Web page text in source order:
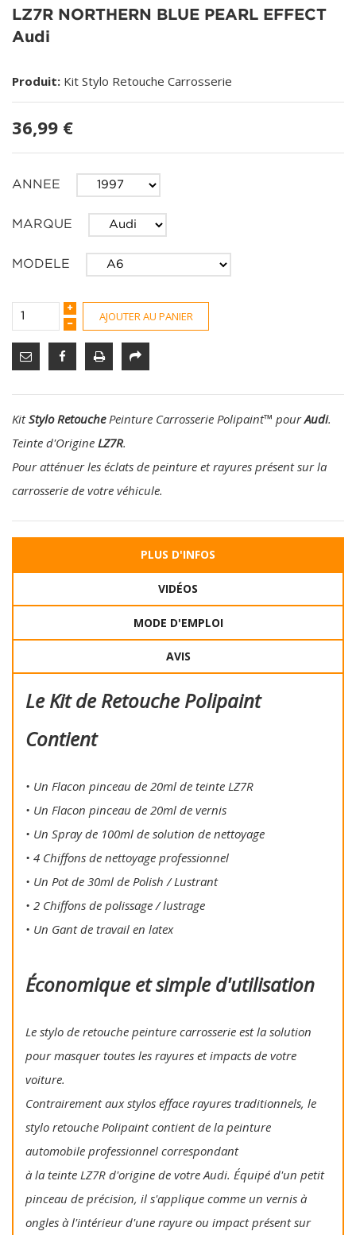
LZ7R NORTHERN BLUE PEARL EFFECT
Audi
Produit: Kit Stylo Retouche Carrosserie
36,99 €
ANNEE
MARQUE
MODELE
AJOUTER AU PANIER
KitStylo RetouchePeinture Carrosserie Polipaint™ pourAudi.
Teinte d'Origine LZ7R.
Pour atténuer les éclats de peinture et rayures présent sur la
carrosserie de votre véhicule.
PLUS D'INFOS
VIDÉOS
MODE D'EMPLOI
AVIS
Le Kit de Retouche Polipaint
Contient
• Un Flacon pinceau de 20ml de teinte LZ7R
• Un Flacon pinceau de 20ml de vernis
• Un Spray de 100ml de solution de nettoyage
• 4 Chiffons de nettoyage professionnel
• Un Pot de 30ml de Polish / Lustrant
• 2 Chiffons de polissage / lustrage
• Un Gant de travail en latex
Économique et simple d'utilisation
Le stylo de retouche peinture carrosserie est la solution
pour masquer toutes les rayures et impacts de votre
voiture.
Contrairement aux stylos efface rayures traditionnels, le
stylo retouche Polipaint contient de la peinture
automobile professionnel correspondant
à la teinte LZ7R d'origine de votre Audi. Équipé d'un petit
pinceau de précision, il s'applique comme un vernis à
ongles à l'intérieur d'une rayure ou impact présent sur